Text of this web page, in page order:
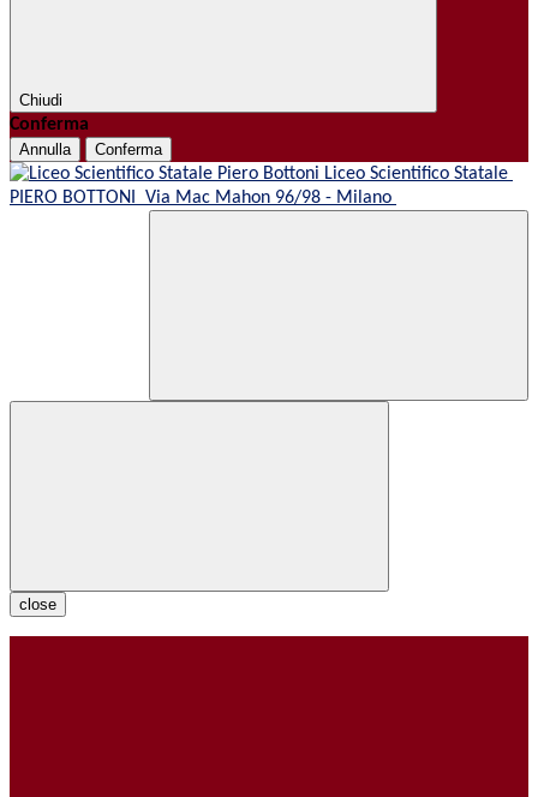
Chiudi
Conferma
Annulla Conferma
Liceo Scientifico Statale
PIERO BOTTONI Via Mac Mahon 96/98 - Milano
close